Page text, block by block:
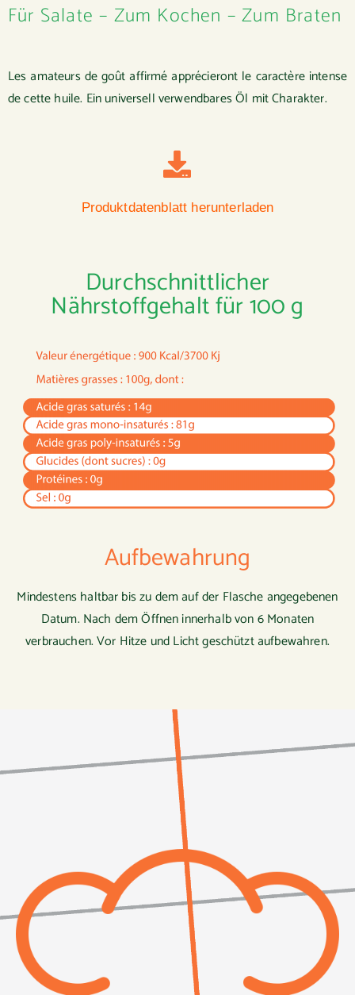
Für Salate – Zum Kochen – Zum Braten
Les amateurs de goût affirmé apprécieront le caractère intense
de cette huile. Ein universell verwendbares Öl mit Charakter.
Produktdatenblatt herunterladen
Durchschnittlicher
Nährstoffgehalt für 100 g
Aufbewahrung
Mindestens haltbar bis zu dem auf der Flasche angegebenen
Datum. Nach dem Öffnen innerhalb von 6 Monaten
verbrauchen. Vor Hitze und Licht geschützt aufbewahren.